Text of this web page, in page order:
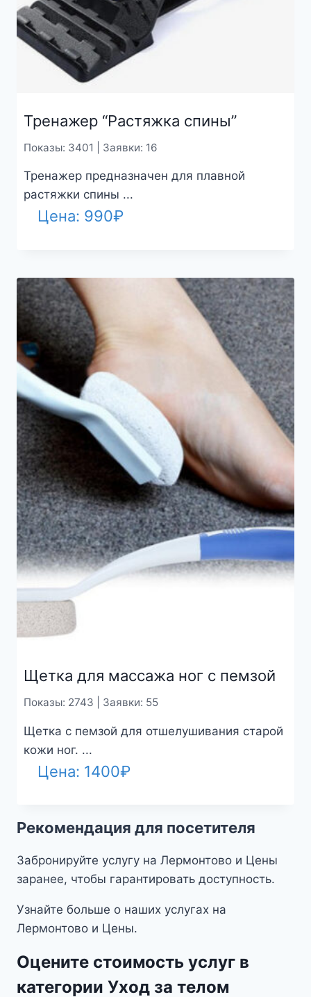
Тренажер “Растяжка спины”
Показы: 3401 | Заявки: 16
Тренажер предназначен для плавной
растяжки спины ...
Цена: 990₽
Щетка для массажа ног с пемзой
Показы: 2743 | Заявки: 55
Щетка с пемзой для отшелушивания старой
кожи ног. ...
Цена: 1400₽
Рекомендация для посетителя
Забронируйте услугу на Лермонтово и Цены
заранее, чтобы гарантировать доступность.
Узнайте больше о наших услугах на
Лермонтово и Цены.
Оцените стоимость услуг в
категории Уход за телом